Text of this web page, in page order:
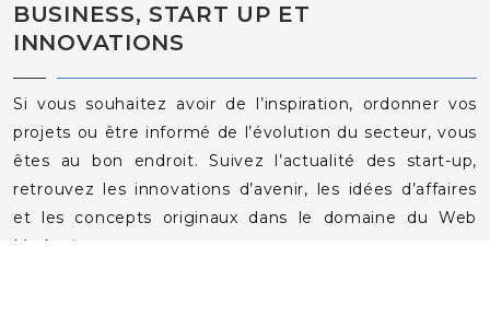
BUSINESS, START UP ET
INNOVATIONS
Si vous souhaitez avoir de l’inspiration, ordonner vos
projets ou être informé de l’évolution du secteur, vous
êtes au bon endroit. Suivez l’actualité des start-up,
retrouvez les innovations d’avenir, les idées d’affaires
et les concepts originaux dans le domaine du Web
Marketing.